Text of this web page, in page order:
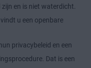
en is niet waterdicht.
u een openbare
privacybeleid en een
Dat is een